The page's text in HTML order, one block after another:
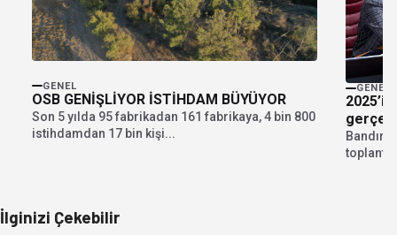
GENEL
OSB GENİŞLİYOR İSTİHDAM BÜYÜYOR
Son 5 yılda 95 fabrikadan 161 fabrikaya, 4 bin 800
istihdamdan 17 bin kişi...
GENEL
İlginizi Çekebilir